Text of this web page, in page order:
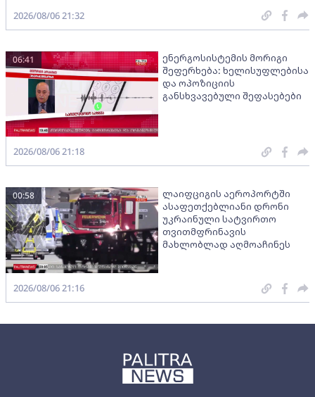
2026/08/06 21:32
ენერგოსისტემის მორიგი
შეფერხება: ხელისუფლებისა
და ოპოზიციის
განსხვავებული შეფასებები
06:41
2026/08/06 21:18
ლაიფციგის აეროპორტში
ასაფეთქებლიანი დრონი
უკრაინული სატვირთო
თვითმფრინავის
მახლობლად აღმოაჩინეს
00:58
2026/08/06 21:16